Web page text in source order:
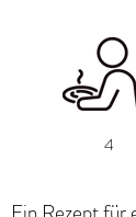
4